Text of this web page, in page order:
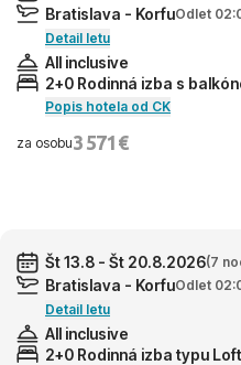
Bratislava - KorfuOdlet
Detail letu
All inclusive
2+0 Rodinná izba s
Popis hotela od CK
za osobu3 571 €
Št 13.8 - Št 20.8.2026(7
Bratislava - KorfuOdlet
Detail letu
All inclusive
2+0 Rodinná izba typu